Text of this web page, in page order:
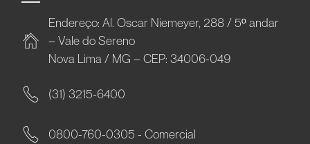
Endereço: Al. Oscar Niemeyer, 288 / 5º andar
– Vale do Sereno
Nova Lima / MG – CEP: 34006-049
(31) 3215-6400
0800-760-0305 - Comercial